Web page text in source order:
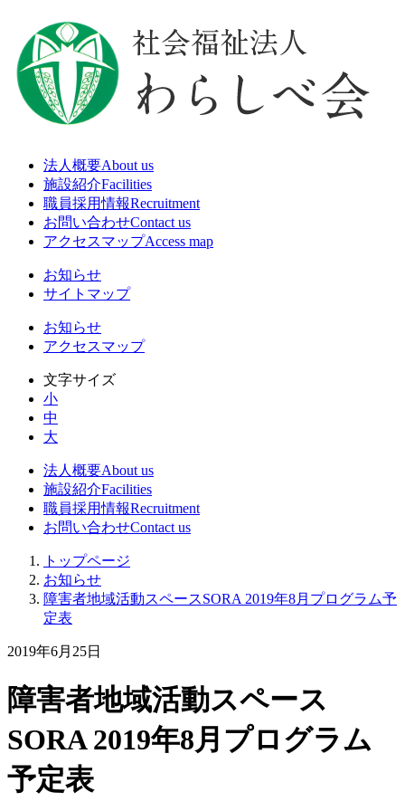
法人概要About us
施設紹介Facilities
職員採用情報Recruitment
お問い合わせContact us
アクセスマップAccess map
お知らせ
サイトマップ
お知らせ
アクセスマップ
文字サイズ
小
中
大
法人概要About us
施設紹介Facilities
職員採用情報Recruitment
お問い合わせContact us
トップページ
お知らせ
障害者地域活動スペースSORA 2019年8月プログラム予
定表
2019年6月25日
障害者地域活動スペース
SORA 2019年8月プログラム
予定表